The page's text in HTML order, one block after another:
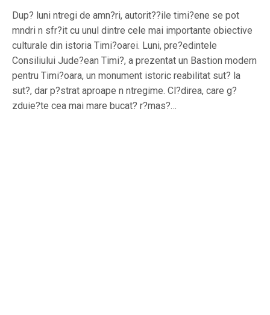
Dup? luni ntregi de amn?ri, autorit??ile timi?ene se pot
mndri n sfr?it cu unul dintre cele mai importante obiective
culturale din istoria Timi?oarei. Luni, pre?edintele
Consiliului Jude?ean Timi?, a prezentat un Bastion modern
pentru Timi?oara, un monument istoric reabilitat sut? la
sut?, dar p?strat aproape n ntregime. Cl?direa, care g?
zduie?te cea mai mare bucat? r?mas?…